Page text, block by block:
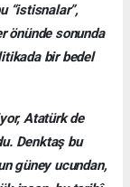
“istisnalar”,
önünde sonunda
bir bedel
Atatürk de
Denktaş bu
güney ucundan,